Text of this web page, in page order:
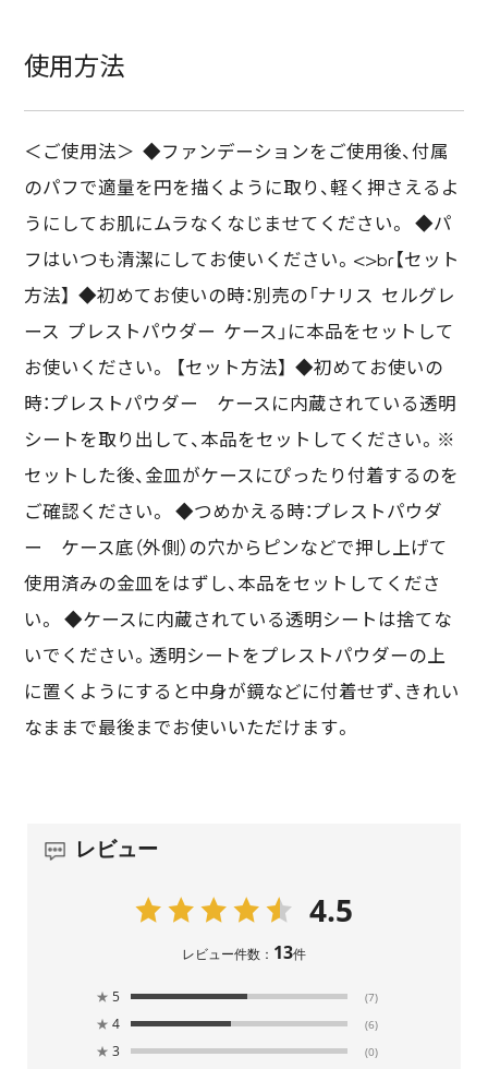
使用方法
＜ご使用法＞ ◆ファンデーションをご使用後、付属
のパフで適量を円を描くように取り、軽く押さえるよ
うにしてお肌にムラなくなじませてください。 ◆パ
フはいつも清潔にしてお使いください。<>br【セット
方法】 ◆初めてお使いの時：別売の「ナリス セルグレ
ース プレストパウダー ケース」に本品をセットして
お使いください。 【セット方法】 ◆初めてお使いの
時：プレストパウダー ケースに内蔵されている透明
シートを取り出して、本品をセットしてください。※
セットした後、金皿がケースにぴったり付着するのを
ご確認ください。 ◆つめかえる時：プレストパウダ
ー ケース底（外側）の穴からピンなどで押し上げて
使用済みの金皿をはずし、本品をセットしてくださ
い。 ◆ケースに内蔵されている透明シートは捨てな
いでください。透明シートをプレストパウダーの上
に置くようにすると中身が鏡などに付着せず、きれい
なままで最後までお使いいただけます。
レビュー
4.5
レビュー件数： 13件
★ 5 (7)
★ 4 (6)
★ 3 (0)